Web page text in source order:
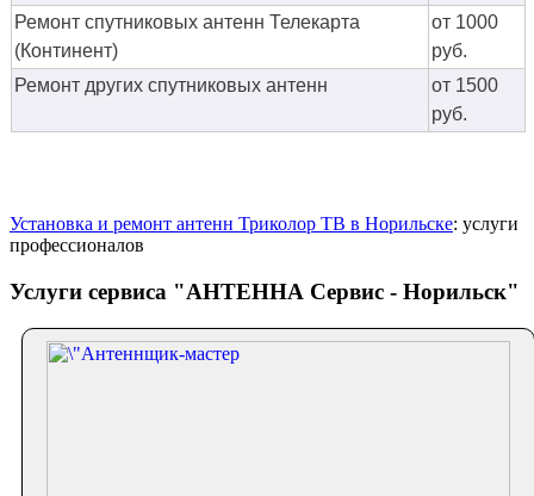
Ремонт спутниковых антенн Телекарта
(Континент)
от 1000
руб.
Ремонт других спутниковых антенн
от 1500
руб.
Установка и ремонт антенн Триколор ТВ в Норильске: услуги
профессионалов
Услуги сервиса "АНТЕННА Сервис - Норильск"